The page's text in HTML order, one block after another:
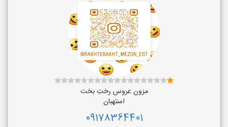
مزون عروس رختِ بخت
استهبان
09178364401